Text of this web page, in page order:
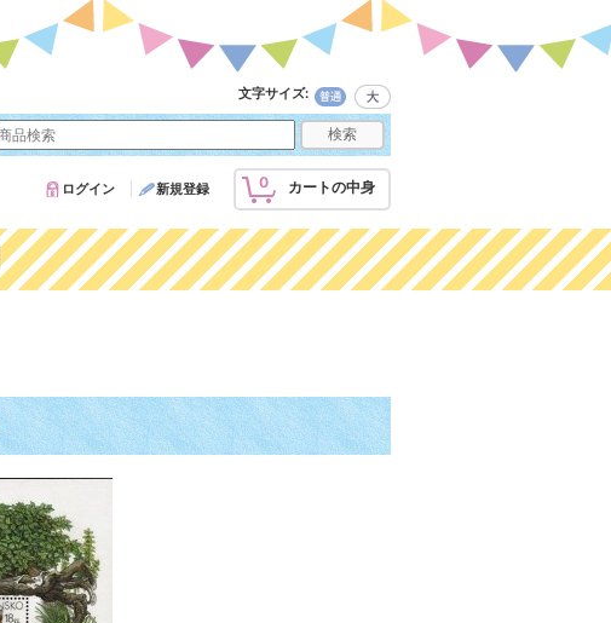
文字サイズ:
0 カートの中身
ログイン 新規登録